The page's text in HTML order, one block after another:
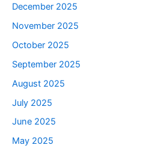
December 2025
November 2025
October 2025
September 2025
August 2025
July 2025
June 2025
May 2025